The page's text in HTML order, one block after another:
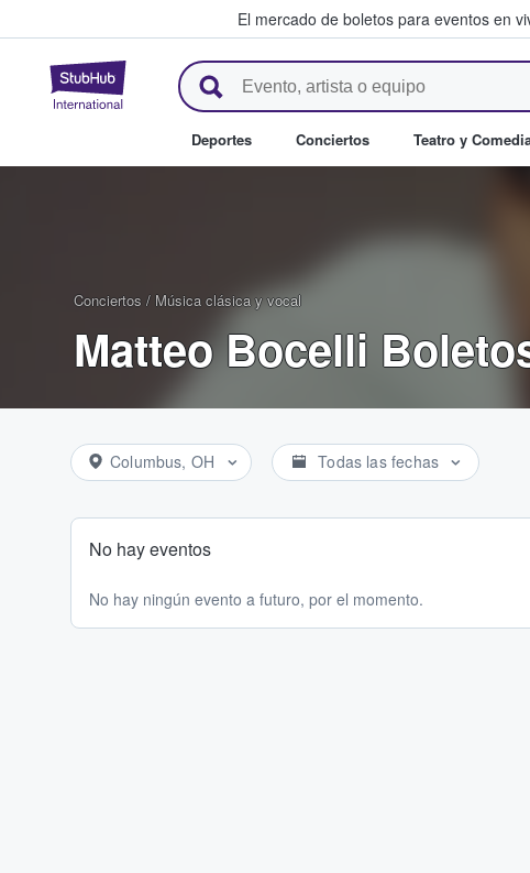
El mercado de boletos para eventos en
StubHub: donde los fans
Deportes Conciertos Teatro y
Conciertos / Música clásica y vocal
Matteo Bocelli
Columbus, OH Todas las fechas
No hay eventos
No hay ningún evento a futuro, por el momento.